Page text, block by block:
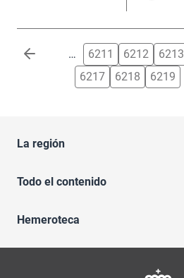
Paginación … 6211 6212 6213
6217
6218 6219
La región
Todo el contenido
Hemeroteca